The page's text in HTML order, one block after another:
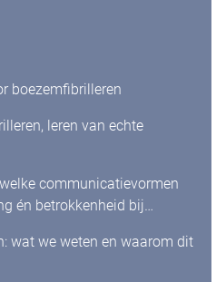
boezemfibrilleren
leren van echte
communicatievormen
én betrokkenheid bij
wat we weten en waarom dit